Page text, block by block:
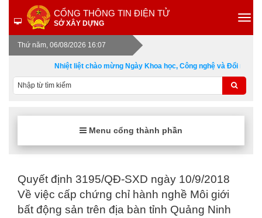
CỔNG THÔNG TIN ĐIỆN TỬ
SỞ XÂY DỰNG
Thứ năm, 06/08/2026 16:07
Nhiệt liệt chào mừng Ngày Khoa học, Công nghệ và Đổi mới
Menu cổng thành phần
Quyết định 3195/QĐ-SXD ngày 10/9/2018
Về việc cấp chứng chỉ hành nghề Môi giới
bất động sản trên địa bàn tỉnh Quảng Ninh